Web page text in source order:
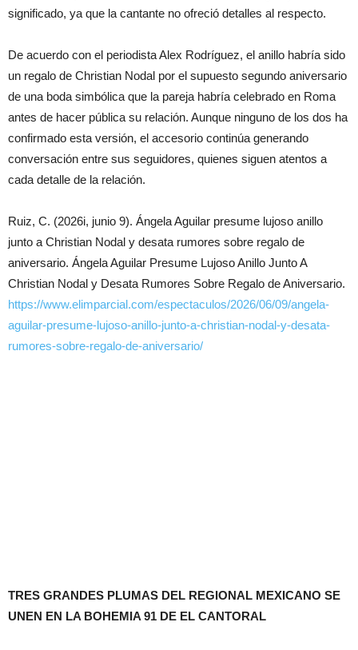
significado, ya que la cantante no ofreció detalles al respecto.
De acuerdo con el periodista Alex Rodríguez, el anillo habría sido
un regalo de Christian Nodal por el supuesto segundo aniversario
de una boda simbólica que la pareja habría celebrado en Roma
antes de hacer pública su relación. Aunque ninguno de los dos ha
confirmado esta versión, el accesorio continúa generando
conversación entre sus seguidores, quienes siguen atentos a
cada detalle de la relación.
Ruiz, C. (2026i, junio 9). Ángela Aguilar presume lujoso anillo
junto a Christian Nodal y desata rumores sobre regalo de
aniversario. Ángela Aguilar Presume Lujoso Anillo Junto A
Christian Nodal y Desata Rumores Sobre Regalo de Aniversario.
https://www.elimparcial.com/espectaculos/2026/06/09/angela-
aguilar-presume-lujoso-anillo-junto-a-christian-nodal-y-desata-
rumores-sobre-regalo-de-aniversario/
TRES GRANDES PLUMAS DEL REGIONAL MEXICANO SE
UNEN EN LA BOHEMIA 91 DE EL CANTORAL